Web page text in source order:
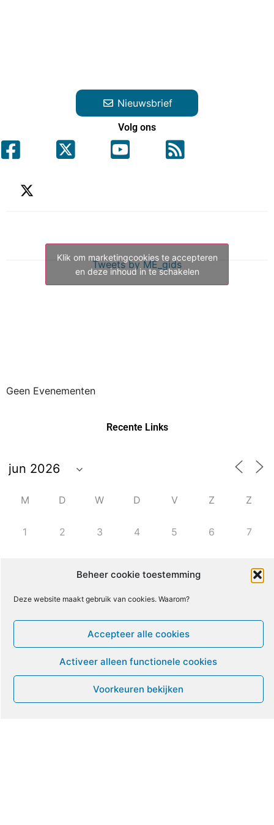
Beheer cookie toestemming
Deze website maakt gebruik van cookies. Waarom?
Accepteer alle cookies
Activeer alleen functionele cookies
Voorkeuren bekijken
Nieuwsbrief
Volg ons
Tweets by ME_gids
Klik om marketingcookies te accepteren
en deze inhoud in te schakelen
Geen Evenementen
Recente Links
M D W D V Z Z
1 2 3 4 5 6 7
10 11 12 14
22 23 24 25 26 27 28